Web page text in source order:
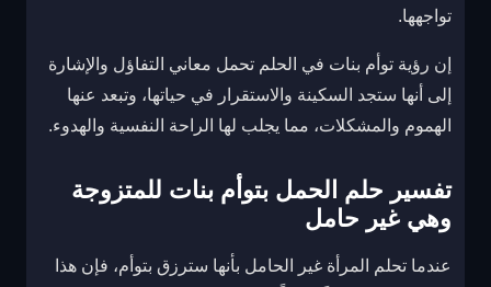
تواجهها.
إن رؤية توأم بنات في الحلم تحمل معاني التفاؤل والإشارة
إلى أنها ستجد السكينة والاستقرار في حياتها، وتبعد عنها
الهموم والمشكلات، مما يجلب لها الراحة النفسية والهدوء.
تفسير حلم الحمل بتوأم بنات للمتزوجة
وهي غير حامل
عندما تحلم المرأة غير الحامل بأنها سترزق بتوأم، فإن هذا